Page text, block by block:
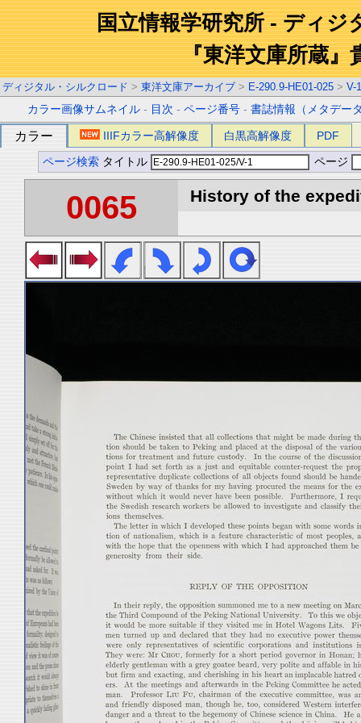
国立情報学研究所 - ディジ
『東洋文庫所蔵』
ディジタル・シルクロード > 東洋文庫アーカイブ > E-290.9-HE01-025 > V-1
カラー画像サムネイル - 目次 -ページ番号 -書誌情報（メタデー
カラー IIIFカラー高解像度 白黒高解像度 PDF
ページ検索 タイトル ページ
0065 History of the